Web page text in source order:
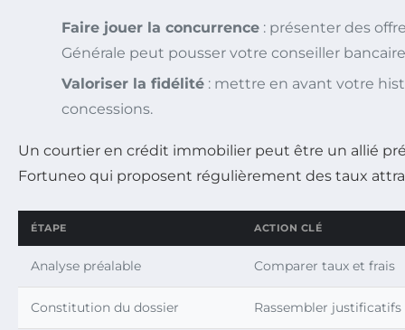
Faire jouer la concurrence : présenter des
Générale peut pousser votre conseiller
Valoriser la fidélité : mettre en avant votre
concessions.
Un courtier en crédit immobilier peut être un allié
Fortuneo qui proposent régulièrement des taux
ÉTAPE ACTION CLÉ
Analyse préalable Comparer taux et frais
Constitution du dossier Rassembler